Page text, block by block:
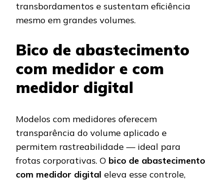
transbordamentos e sustentam eficiência
mesmo em grandes volumes.
Bico de abastecimento
com medidor e com
medidor digital
Modelos com medidores oferecem
transparência do volume aplicado e
permitem rastreabilidade — ideal para
frotas corporativas. O bico de abastecimento
com medidor digital eleva esse controle,